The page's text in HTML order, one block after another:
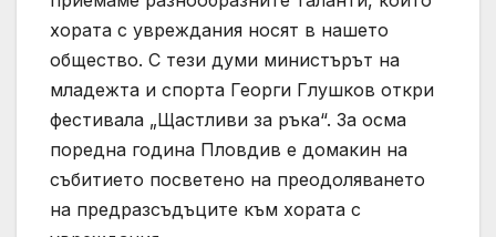
хората с увреждания носят в нашето
общество. С тези думи министърът на
младежта и спорта Георги Глушков откри
фестивала „Щастливи за ръка“. За осма
поредна година Пловдив е домакин на
събитието посветено на преодоляването
на предразсъдъците към хората с